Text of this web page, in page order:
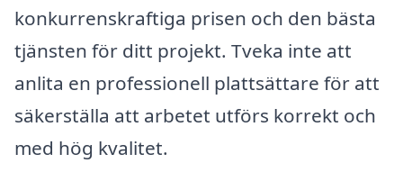
konkurrenskraftiga prisen och den bästa
tjänsten för ditt projekt. Tveka inte att
anlita en professionell plattsättare för att
säkerställa att arbetet utförs korrekt och
med hög kvalitet.